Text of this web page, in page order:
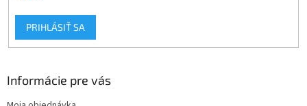
PRIHLÁSIŤ SA
Informácie pre vás